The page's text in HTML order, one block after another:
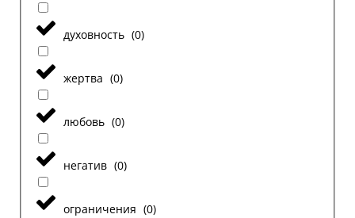
духовность (0)
жертва (0)
любовь (0)
негатив (0)
ограничения (0)